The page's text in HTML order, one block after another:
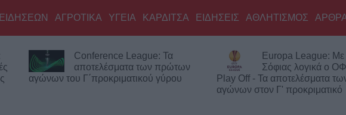
ΑΓΡΟΤΙΚΑ ΥΓΕΙΑ ΚΑΡΔΙΤΣΑ ΕΙΔΗΣΕΙΣ ΑΘΛΗΤΙΣΜΟΣ
Conference League: Τα
αποτελέσματα των πρώτων
αγώνων του Γ΄προκριματικού γύρου
Europa League:
Σόφιας λογικά ο
Play Off - Τα αποτελέσματα
αγώνων στον Γ' προκριματικό